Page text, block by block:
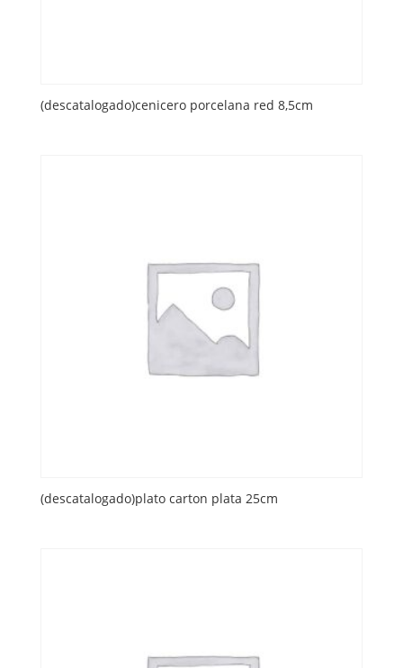
(descatalogado)cenicero porcelana red 8,5cm
(descatalogado)plato carton plata 25cm